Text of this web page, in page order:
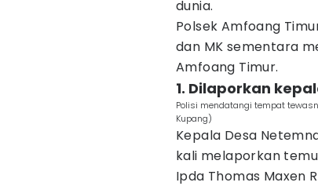
dunia.
Polsek Amfoang
dan MK sementara
Amfoang Timur.
1. Dilaporkan
Polisi mendatangi tempat
Kupang)
Kepala Desa
kali melaporkan
Ipda Thomas Maxen